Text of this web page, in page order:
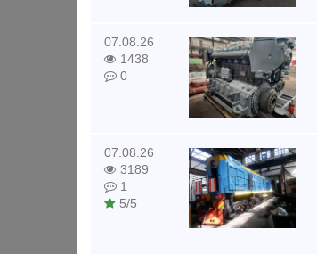
07.08.26
1438
0
07.08.26
3189
1
5/5